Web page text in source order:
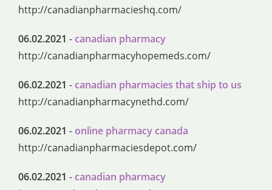
http://canadianpharmacieshq.com/
06.02.2021 -canadian pharmacy
http://canadianpharmacyhopemeds.com/
06.02.2021 -canadian pharmacies that ship to us
http://canadianpharmacynethd.com/
06.02.2021 -online pharmacy canada
http://canadianpharmaciesdepot.com/
06.02.2021 -canadian pharmacy